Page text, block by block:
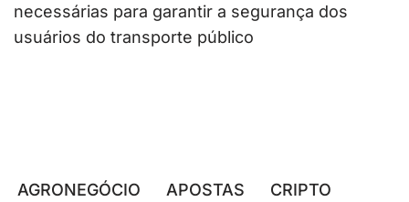
necessárias para garantir a segurança dos
usuários do transporte público
AGRONEGÓCIO APOSTAS
CRIPTO